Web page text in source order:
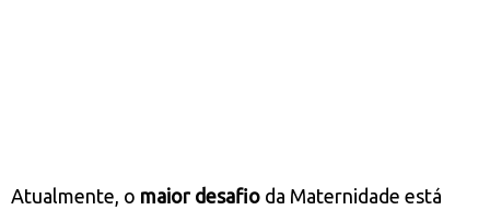
Atualmente, o maior desafio da Maternidade está